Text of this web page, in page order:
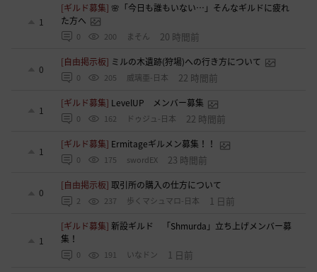
1
[ギルド募集] 🌸「今日も誰もいない…」そんなギルドに疲れ
た方へ
0 200 まそん 20 時間前
0
[自由掲示板] ミルの木遺跡(狩場)への行き方について
0 205 威璃亜-日本 22 時間前
1
[ギルド募集] LevelUP メンバー募集
0 162 ドゥジュ-日本 22 時間前
1
[ギルド募集] Ermitageギルメン募集！！
0 175 swordEX 23 時間前
0
[自由掲示板]取引所の購入の仕方について
2 237 歩くマシュマロ-日本 1 日前
1
[ギルド募集]新設ギルド 「Shmurda」立ち上げメンバー募
集！
0 191 いなドン 1 日前